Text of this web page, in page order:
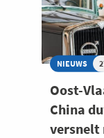
NIEUWS
Oost-
China
versnelt